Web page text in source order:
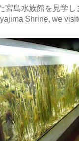
宮島水族館を見学し
Shrine, we